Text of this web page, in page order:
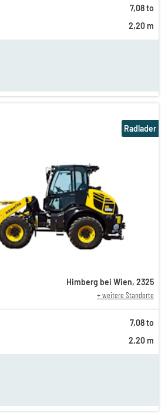
7,08 to
2,20 m
Radlader
Himberg bei Wien, 2325
+ weitere Standorte
7,08 to
2,20 m